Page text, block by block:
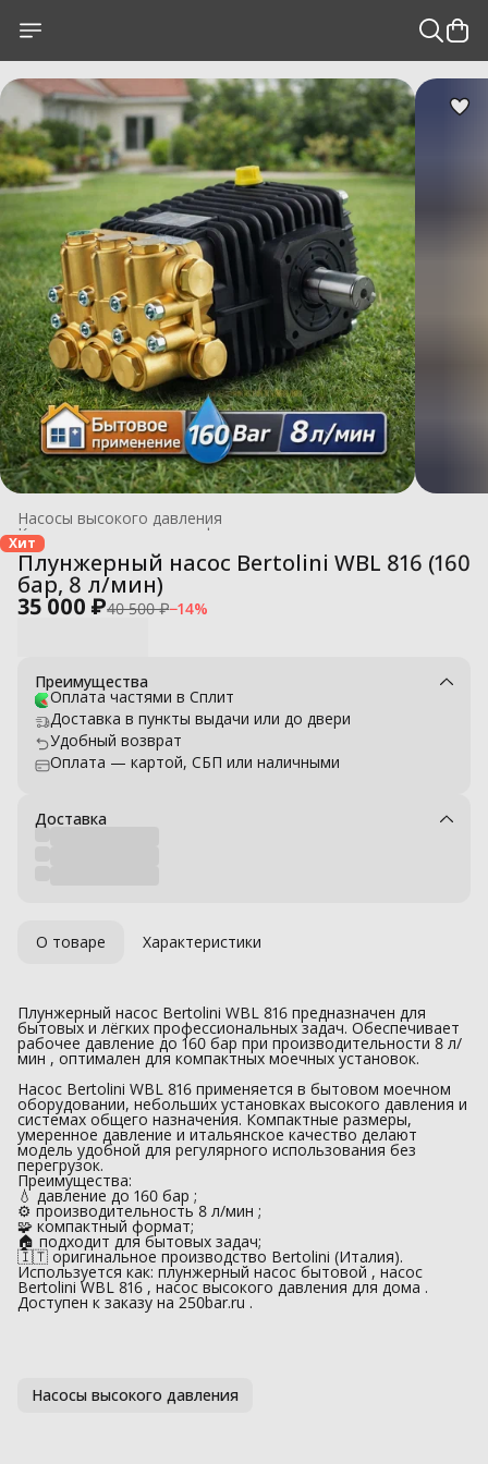
Насосы высокого давления
Комплектующие для профессиональных моек высокого
Главная
Хит
Плунжерный насос Bertolini WBL 816 (160
бар, 8 л/мин)
35 000 ₽40 500 ₽−14%
Преимущества
Оплата частями в Сплит
Доставка в пункты выдачи или до двери
Удобный возврат
Оплата — картой, СБП или наличными
Доставка
О товаре Характеристики
Плунжерный насос Bertolini WBL 816 предназначен для
бытовых и лёгких профессиональных задач. Обеспечивает
рабочее давление до 160 бар при производительности 8 л/
мин , оптимален для компактных моечных установок.
Насос Bertolini WBL 816 применяется в бытовом моечном
оборудовании, небольших установках высокого давления и
системах общего назначения. Компактные размеры,
умеренное давление и итальянское качество делают
модель удобной для регулярного использования без
перегрузок.
Преимущества:
💧 давление до 160 бар ;
⚙️ производительность 8 л/мин ;
🧩 компактный формат;
🏠 подходит для бытовых задач;
🇮🇹 оригинальное производство Bertolini (Италия).
Используется как: плунжерный насос бытовой , насос
Bertolini WBL 816 , насос высокого давления для дома .
Доступен к заказу на 250bar.ru .
Насосы высокого давления